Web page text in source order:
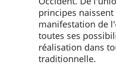
principes naissent
manifestation de
toutes ses
réalisation dans
traditionnelle.